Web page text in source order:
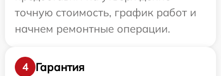
точную стоимость, график работ и
начнем ремонтные операции.
4
Гарантия